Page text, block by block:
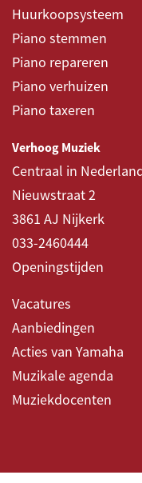
Huurkoopsysteem
Piano stemmen
Piano repareren
Piano verhuizen
Piano taxeren
Verhoog Muziek
Centraal in
Nieuwstraat 2
3861 AJ Nijkerk
033-2460444
Openingstijden
Vacatures
Aanbiedingen
Acties van Yamaha
Muzikale agenda
Muziekdocenten